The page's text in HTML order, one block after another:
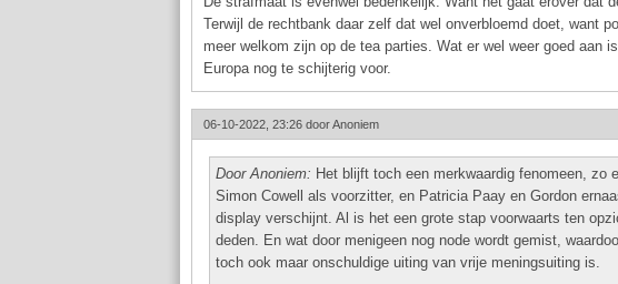
Terwijl de rechtbank daar zelf dat wel onverbloemd doet, want
meer welkom zijn op de tea parties. Wat er wel weer goed aan
Europa nog te schijterig voor.
06-10-2022, 23:26 doorAnoniem
Door Anoniem: Het blijft toch een merkwaardig fenomeen,
Simon Cowell als voorzitter, en Patricia Paay en Gordon
display verschijnt. Al is het een grote stap voorwaarts ten
deden. En wat door menigeen nog node wordt gemist,
toch ook maar onschuldige uiting van vrije meningsuiting is.